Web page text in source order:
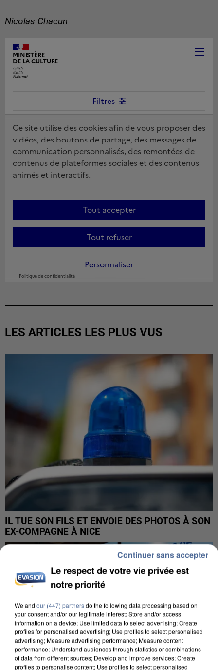
Nicolas Chacun
LES ARTICLES LES PLUS VUS
IL TUE SON FILS ET ENVOIE DES PHOTOS À SON
EX-COMPAGNE À NICE
Le respect de votre vie privée est
notre priorité
We and our (447) partnersdo the following data processing based on
your consent and/or our legitimate interest: Store and/or access
information on a device; Use limited data to select advertising; Create
profiles for personalised advertising; Use profiles to select personalised
advertising; Measure advertising performance; Measure content
performance; Understand audiences through statistics or combinations
of data from different sources; Develop and improve services; Create
profiles to personalise content; Use profiles to select personalised
Continuer sans accepter